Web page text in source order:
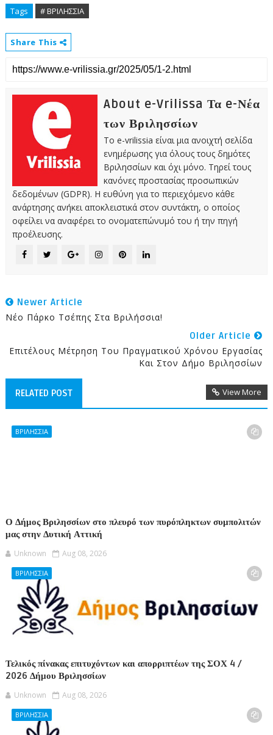
Tags # ΒΡΙΛΗΣΣΙΑ
Share This
About e-Vrilissa Τα e-Νέα
των Βριλησσίων
Το e-vrilissia είναι μια ανοιχτή σελίδα
ενημέρωσης για όλους τους δημότες
Βριλησσίων και όχι μόνο. Τηρεί τους
κανόνες προστασίας προσωπικών
δεδομένων (GDPR). Η ευθύνη για το περιεχόμενο κάθε
ανάρτησης ανήκει αποκλειστικά στον συντάκτη, ο οποίος
οφείλει να αναφέρει το ονοματεπώνυμό του ή την πηγή
προέλευσης.
Newer Article
Νέο Πάρκο Τσέπης Στα Βριλήσσια!
Older Article
Επιτέλους Μέτρηση Του Πραγματικού Χρόνου Εργασίας
Και Στον Δήμο Βριλησσίων
RELATED POST View More
ΒΡΙΛΗΣΣΙΑ
Ο Δήμος Βριλησσίων στο πλευρό των πυρόπληκτων συμπολιτών
μας στην Δυτική Αττική
Unknown Aug 08, 2026
ΒΡΙΛΗΣΣΙΑ
Τελικός πίνακας επιτυχόντων και απορριπτέων της ΣΟΧ 4 /
2026 Δήμου Βριλησσίων
Unknown Aug 08, 2026
ΒΡΙΛΗΣΣΙΑ